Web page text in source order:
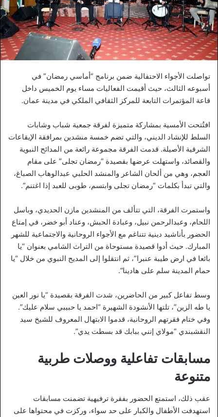
تواصلت الأجواء الاحتفالية ضمن برنامج “أماسي رمضان” في
أسبوعه الثالث، حيث أقيمت الفعاليات مساء يوم الخميس داخل
قاعة المؤتمرات التابعة للمركز الثقافي الملكي في مدينة عمان.
افتُتحت الأمسية بمشاركة متميزة لفرقة جمعية شباب وشابات
السلط للإنشاد الديني، والتي تضم خمسة منشدين بمرافقة الإيقاعات
الشرقية الأصيلة. قدمت الفرقة مجموعة رائعة من المدائح النبوية
والقصائد، واستهلت عرضها بقصيدة “رمضان تجلى” على مقام
العجم، وهي من ألحان الشاعر والمنشد الحلبي عبدالوهاب الصباغ،
والتي تبدأ بكلمات “رمضان تجلى وابتسم، طوبى للعبد إذا اغتنم”.
واستمرت الفرقة، التي تتألف من المنشدين مازن الحديدي، وباسل
اللحام، وعبدالرحمن نبيل، وعبادة الحبش، وعناد أبو خضر، في إمتاع
الحضور بأناشيد دينية تتناغم مع الأجواء الروحانية والاجتماعية للشهر
المبارك. حيث أدوا قصيدة مستوحاة من التراث الشامي بعنوان “يا
بائعا في ارض طيبة عنبرا”، ثم انتقلوا إلى المديح النبوي من خلال “يا
حمام المدينة سلم على هادينا”.
وسط تفاعل كبير من الحاضرين، شدت الفرقة بقصيدة “يا نور العين
يا طه الزين”، تلتها الأنشودة الشهيرة “احمد يا حبيبي سلام عليك”.
وفي ختام فقرتهم الروحانية، قدموا الابتهال المعروف للشيخ سيد
النقشبندي “مولاي إنني ببابك قد بسطت يدي”.
مسابقات تفاعلية ووصلات طربية
متنوعة
عقب ذلك، استمتع الحضور بفقرة ترفيهية تضمنت مسابقات
استهدفت الأطفال والكبار على حد سواء، وركزت في محتواها على